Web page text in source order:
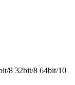
8 32bit/8 64bit/10